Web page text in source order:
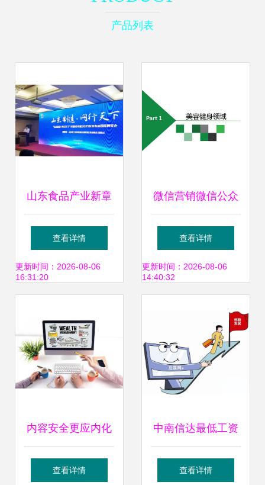
产品列表
山东食品产业新章
起笔“网行天下” 数
字化营销为烟台腾
旅
查看详情
更新时间：2026-08-06
16:31:20
微信营销微信公众
号开发方案全景解
析 从规划到运营的
查看详情
更新时间：2026-08-06
14:40:32
内容安全更应内化
于心
查看详情
中南信达最低工资
上调 你的薪资涨了
查看详情